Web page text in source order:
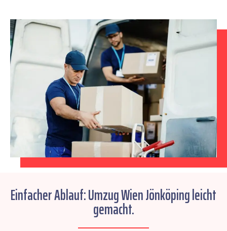
Einfacher Ablauf: Umzug Wien Jönköping leicht
gemacht.